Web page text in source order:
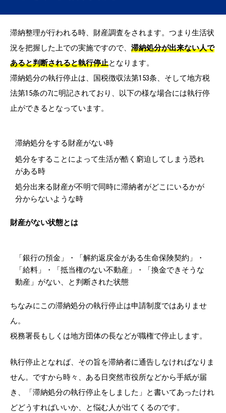
滞納整理が行われる時、財産調査をされます。つまり生活状
況を把握した上での実施ですので、 滞納処分が出来ない人で
あると判断されると執行停止となります。
滞納処分の執行停止は、国税徴収法第153条、そして地方税
法第15条の7に明記されており、以下の様な場合には執行停
止ができるとなっています。
滞納処分をする財産がない時
処分をすることによって生活が酷く窮迫してしまう恐れ
がある時
処分出来る財産が不明で同時に滞納者がどこにいるかが
分からないような時
財産がない状態とは
「銀行の預金」・「解約返戻金がある生命保険契約」・
「給料」・「抵当権のない不動産」・「換金できそうな
動産」がない、と判断された状態
ちなみにこの滞納処分の執行停止は申請制度ではありませ
ん。
税務署長もしくは地方団体の長などが職権で停止します。
執行停止となれば、その旨を滞納者に通告しなければなりま
せん。ですから時々、ある日突然市役所などから手紙が届
き、「滞納処分の執行停止をしました」と書いてあったけれ
どどうすればいいか、と悩む人が出てくるのです。